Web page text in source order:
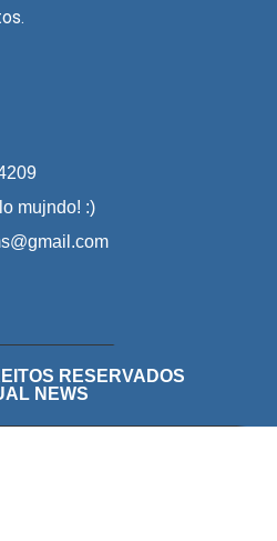
mujndo! :)
RESERVADOS
NEWS